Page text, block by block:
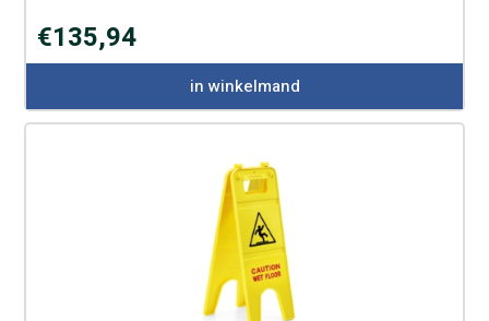
€135,94
in winkelmand